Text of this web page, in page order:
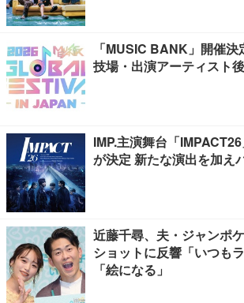
「MUSIC BANK」開催
技場・出演アーティスト
IMP.主演舞台「
が決定 新たな演出を加え
近藤千尋、夫・ジャンポ
ショットに反響「いつも
「絵になる」